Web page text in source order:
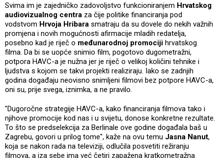
Svima im je zajedničko zadovoljstvo funkcioniranjem Hrvatskog
audiovizualnog centra za čije politike financiranja pod
vodstvom Hrvoja Hribara smatraju da su dovele do nekih važnih
promjena i novih mogućnosti afirmacije mladih redatelja,
posebno kad je riječ o međunarodnoj promociji hrvatskog
filma. Da bi se uopće snimio film, pogotovo dugometražni,
potpora HAVC-a je nužna jer je riječ o velikoj količini tehnike i
ljudstva s kojom se takvi projekti realiziraju. Iako se zadnjih
godina događaju neovisno snimljeni filmovi bez potpore HAVC-a,
oni su, prije svega, iznimka, a ne pravilo.
"Dugoročne strategije HAVC-a, kako financiranja filmova tako i
njihove promocije kod nas i u svijetu, donose konkretne rezultate.
To što se predselekcija za Berlinale ove godine događala baš u
Zagrebu, govori u prilog tome", kaže na ovu temu Jasna Nanut,
koja se nakon rada na televiziji, odlučila posvetiti režiranju
filmova, a iza sebe ima već četiri zapažena kratkometražna